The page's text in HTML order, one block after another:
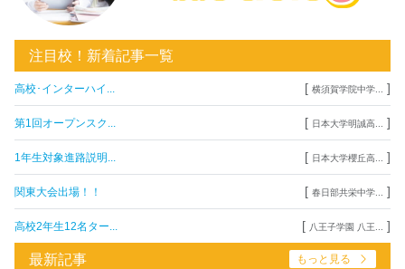
注目校！新着記事一覧
高校･インターハイ... [ 横須賀学院中学... ]
第1回オープンスク... [ 日本大学明誠高... ]
1年生対象進路説明... [ 日本大学櫻丘高... ]
関東大会出場！！ [ 春日部共栄中学... ]
高校2年生12名ター... [ 八王子学園 八王... ]
最新記事 もっと見る